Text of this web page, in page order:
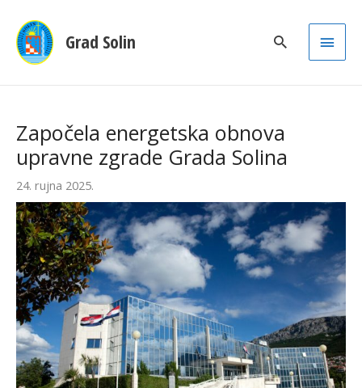
Grad Solin
Main
Započela energetska obnova
upravne zgrade Grada Solina
24. rujna 2025.